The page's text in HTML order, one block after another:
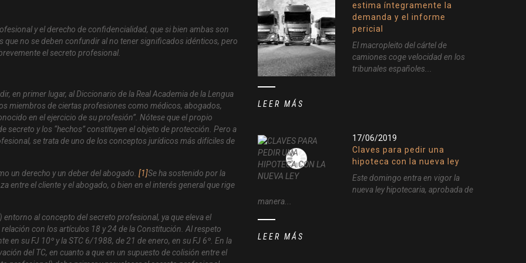
y el derecho de confidencialidad, que si bien ambas son
no se deben confundir al no tener significados idénticos, pero
el secreto profesional.
en primer lugar, al Diccionario de la Real Academia de la Lengua
miembros de ciertas profesiones como médicos, abogados,
en el ejercicio de su profesión”. Nótese que el propio
y los “hechos” constituyen el objeto de protección. Pero a
se trata de uno de los conceptos jurídicos más difíciles de
un derecho y un deber del abogado. [1]Se ha sostenido por la
entre el cliente y el abogado, o bien en el interés general que rige
al concepto del secreto profesional, ya que eleva el
con los artículos 18 y 24 de la Constitución. Al respeto
su FJ 10º y la STC 6/1988, de 21 de enero, en su FJ 6º. En la
del TC, en cuanto a que en un supuesto de colisión entre el
estima íntegramente la
demanda y el informe
pericial
El macropleito del cártel de
camiones coge velocidad en los
tribunales españoles...
LEER MÁS
17/06/2019
Claves para pedir una
hipoteca con la nueva ley
Este domingo entra en vigor la
nueva ley hipotecaria, aprobada de
manera...
LEER MÁS